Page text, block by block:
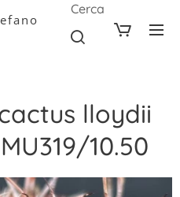
Cerca
lloydii
10.50